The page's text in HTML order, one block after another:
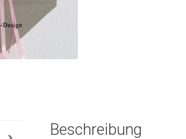
Beschreibung